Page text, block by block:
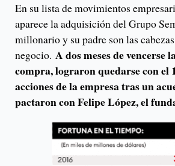
En su lista de movimientos
aparece la adquisición del Grupo
millonario y su padre son las
negocio. A dos meses de vencerse
compra, lograron quedarse con el
acciones de la empresa tras un
pactaron con Felipe López, el